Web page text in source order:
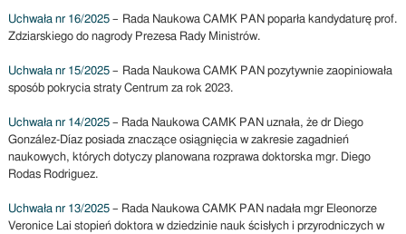
Uchwała nr 16/2025– Rada Naukowa CAMK PAN poparła kandydaturę prof.
Zdziarskiego do nagrody Prezesa Rady Ministrów.
Uchwała nr 15/2025– Rada Naukowa CAMK PAN pozytywnie zaopiniowała
sposób pokrycia straty Centrum za rok 2023.
Uchwała nr 14/2025– Rada Naukowa CAMK PAN uznała, że dr Diego
González-Díaz posiada znaczące osiągnięcia w zakresie zagadnień
naukowych, których dotyczy planowana rozprawa doktorska mgr. Diego
Rodas Rodriguez.
Uchwała nr 13/2025– Rada Naukowa CAMK PAN nadała mgr Eleonorze
Veronice Lai stopień doktora w dziedzinie nauk ścisłych i przyrodniczych w